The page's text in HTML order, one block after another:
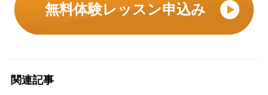
無料体験レッスン申込み
関連記事